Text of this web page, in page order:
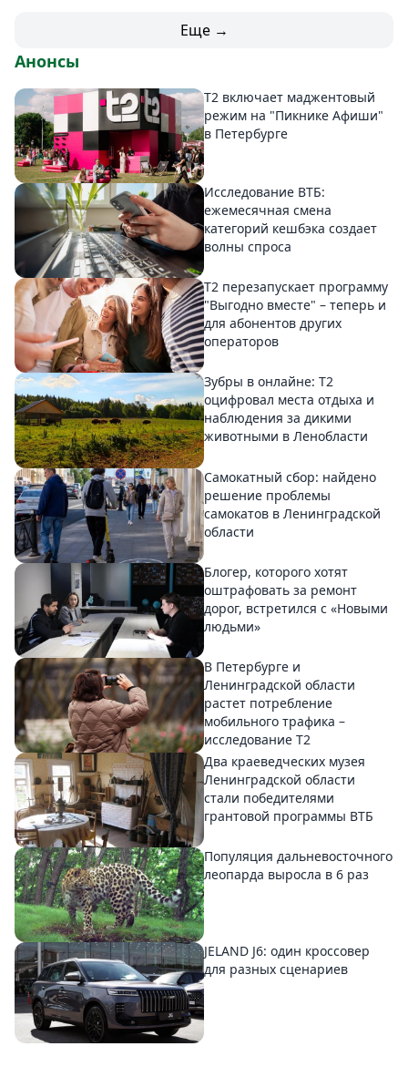
Еще →
Анонсы
Т2 включает маджентовый
режим на "Пикнике Афиши"
в Петербурге
Исследование ВТБ:
ежемесячная смена
категорий кешбэка создает
волны спроса
Т2 перезапускает программу
"Выгодно вместе" – теперь и
для абонентов других
операторов
Зубры в онлайне: Т2
оцифровал места отдыха и
наблюдения за дикими
животными в Ленобласти
Самокатный сбор: найдено
решение проблемы
самокатов в Ленинградской
области
Блогер, которого хотят
оштрафовать за ремонт
дорог, встретился с «Новыми
людьми»
В Петербурге и
Ленинградской области
растет потребление
мобильного трафика –
исследование T2
Два краеведческих музея
Ленинградской области
стали победителями
грантовой программы ВТБ
Популяция дальневосточного
леопарда выросла в 6 раз
JELAND J6: один кроссовер
для разных сценариев